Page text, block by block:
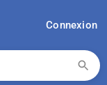
Connexion